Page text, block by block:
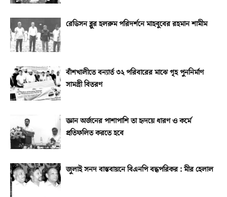
রেডিসন ব্লুর হলরুম পরিদর্শনে মাহবুবের রহমান শামীম
বাঁশখালীতে বন্যার্ত ৩২ পরিবারের মাঝে গৃহ পুননির্মাণ
সামগ্রী বিতরণ
জ্ঞান অর্জনের পাশাপাশি তা হৃদয়ে ধারণ ও কর্মে
প্রতিফলিত করতে হবে
জুলাই সনদ বাস্তবায়নে বিএনপি বদ্ধপরিকর : মীর হেলাল